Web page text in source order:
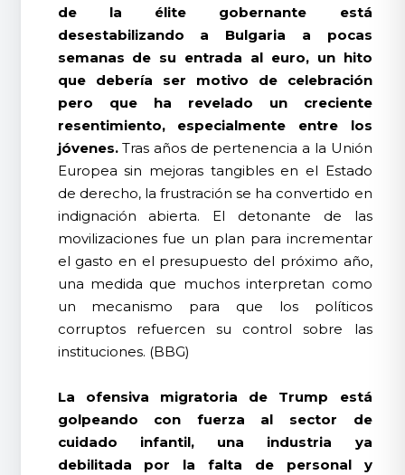
de la élite gobernante está
desestabilizando a Bulgaria a pocas
semanas de su entrada al euro, un hito
que debería ser motivo de celebración
pero que ha revelado un creciente
resentimiento, especialmente entre los
jóvenes.Tras años de pertenencia a la Unión
Europea sin mejoras tangibles en el Estado
de derecho, la frustración se ha convertido en
indignación abierta. El detonante de las
movilizaciones fue un plan para incrementar
el gasto en el presupuesto del próximo año,
una medida que muchos interpretan como
un mecanismo para que los políticos
corruptos refuercen su control sobre las
instituciones. (BBG)
La ofensiva migratoria de Trump está
golpeando con fuerza al sector de
cuidado infantil, una industria ya
debilitada por la falta de personal y